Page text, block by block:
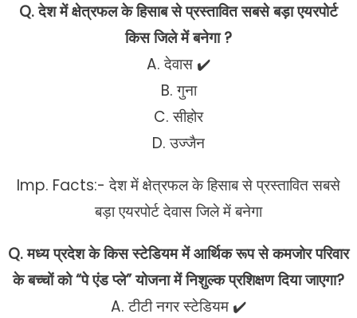
Q. देश में क्षेत्रफल के हिसाब से प्रस्तावित सबसे बड़ा एयरपोर्ट
किस जिले में बनेगा ?
A. देवास ✔️
B. गुना
C. सीहोर
D. उज्जैन
Imp. Facts:- देश में क्षेत्रफल के हिसाब से प्रस्तावित सबसे
बड़ा एयरपोर्ट देवास जिले में बनेगा
Q. मध्य प्रदेश के किस स्टेडियम में आर्थिक रूप से कमजोर परिवार
के बच्चों को “पे एंड प्ले” योजना में निशुल्क प्रशिक्षण दिया जाएगा?
A. टीटी नगर स्टेडियम ✔️